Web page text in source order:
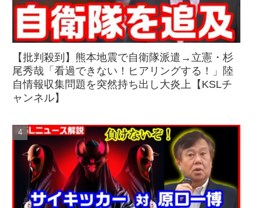
【批判殺到】熊本地震で自衛隊派遣→立憲・杉
尾秀哉「看過できない！ヒアリングする！」陸
自情報収集問題を突然持ち出し大炎上【KSLチ
ャンネル】